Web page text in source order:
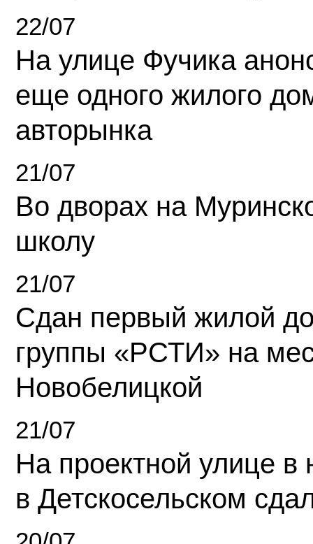
22/07
На улице Фучика
еще одного жилого
авторынка
21/07
Во дворах на
школу
21/07
Сдан первый жилой
группы «РСТИ» на
Новобелицкой
21/07
На проектной улице
в Детскосельском